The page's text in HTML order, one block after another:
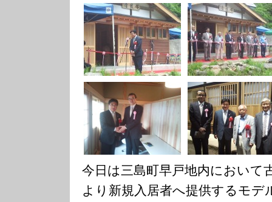
今日は三島町早戸地内において
より新規入居者へ提供するモデ